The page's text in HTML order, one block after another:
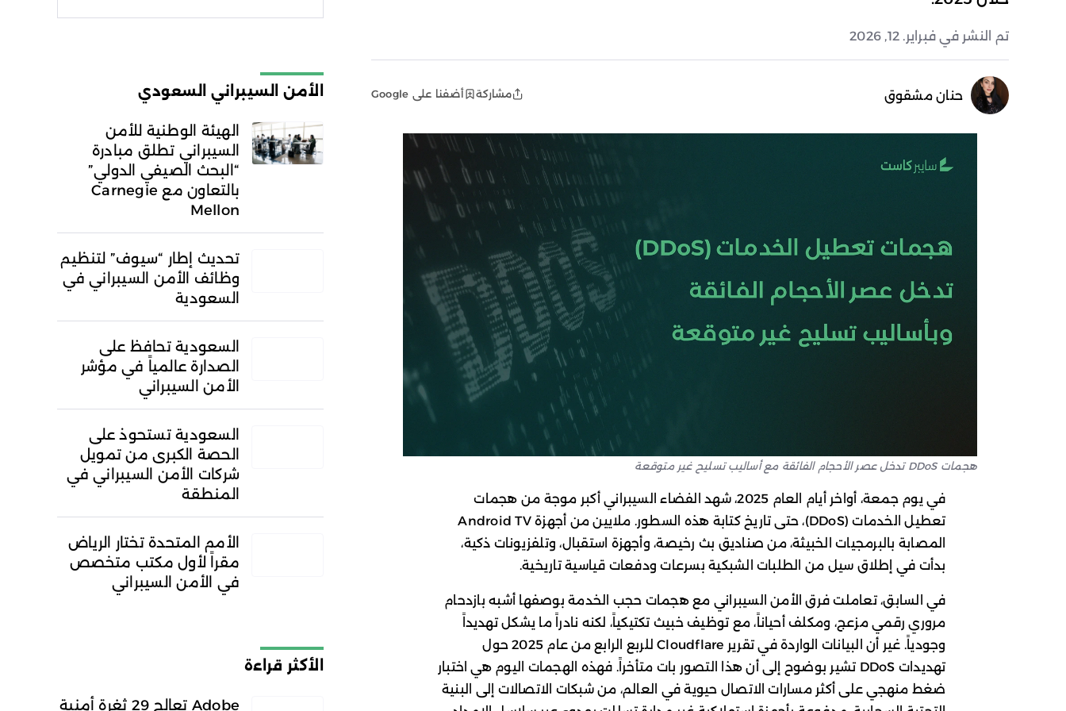
تم النشر في فبراير. 12, 2026
حنان مشقوق مشاركة أضفنا على Google
هجمات DDoS تدخل عصر الأحجام الفائقة مع أساليب تسليح غير متوقعة
في يوم جمعة، أواخر أيام العام 2025، شهد الفضاء السيبراني أكبر موجة من هجمات
تعطيل الخدمات (DDoS)، حتى تاريخ كتابة هذه السطور. ملايين من أجهزة Android TV
المصابة بالبرمجيات الخبيثة، من صناديق بث رخيصة، وأجهزة استقبال، وتلفزيونات ذكية،
بدأت في إطلاق سيل من الطلبات الشبكية بسرعات ودفعات قياسية تاريخية.
في السابق، تعاملت فرق الأمن السيبراني مع هجمات حجب الخدمة بوصفها أشبه بازدحام
مروري رقمي مزعج، ومكلف أحياناً، مع توظيف خبيث تكتيكياً، لكنه نادراً ما يشكل تهديداً
وجودياً. غير أن البيانات الواردة في تقرير Cloudflare للربع الرابع من عام 2025 حول
تهديدات DDoS تشير بوضوح إلى أن هذا التصور بات متأخراً. فهذه الهجمات اليوم هي اختبار
ضغط منهجي على أكثر مسارات الاتصال حيوية في العالم، من شبكات الاتصالات إلى البنية
الخصوصية
الأمن السيبراني السعودي
الهيئة الوطنية للأمن
السيبراني تطلق مبادرة
“البحث الصيفي الدولي”
بالتعاون مع Carnegie
Mellon
تحديث إطار “سيوف” لتنظيم
وظائف الأمن السيبراني في
السعودية
السعودية تحافظ على
الصدارة عالمياً في مؤشر
الأمن السيبراني
السعودية تستحوذ على
الحصة الكبرى من تمويل
شركات الأمن السيبراني في
المنطقة
الأمم المتحدة تختار الرياض
مقراً لأول مكتب متخصص
في الأمن السيبراني
الأكثر قراءة
Adobe تعالج 29 ثغرة أمنية